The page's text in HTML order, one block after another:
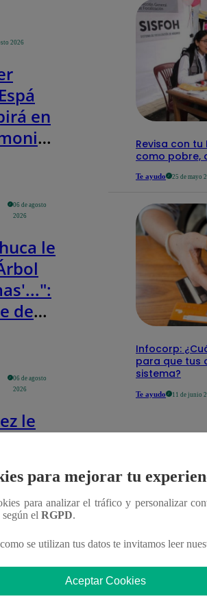
así
2026
en
06 de agosto
2026
le
de
de
06 de agosto
2026
le
Julio
de
2026
Revisa con
como pobre,
Te ayudo 25 de mayo
Infocorp:
para que tus
sistema?
Te ayudo 11 de junio
para mejorar tu
para analizar el tráfico y personalizar
según el RGPD.
se utilizan tus datos te invitamos leer
Aceptar Cookies